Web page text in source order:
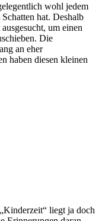
wohl jedem
hat. Deshalb
um einen
Die
an eher
haben diesen kleinen
liegt ja doch